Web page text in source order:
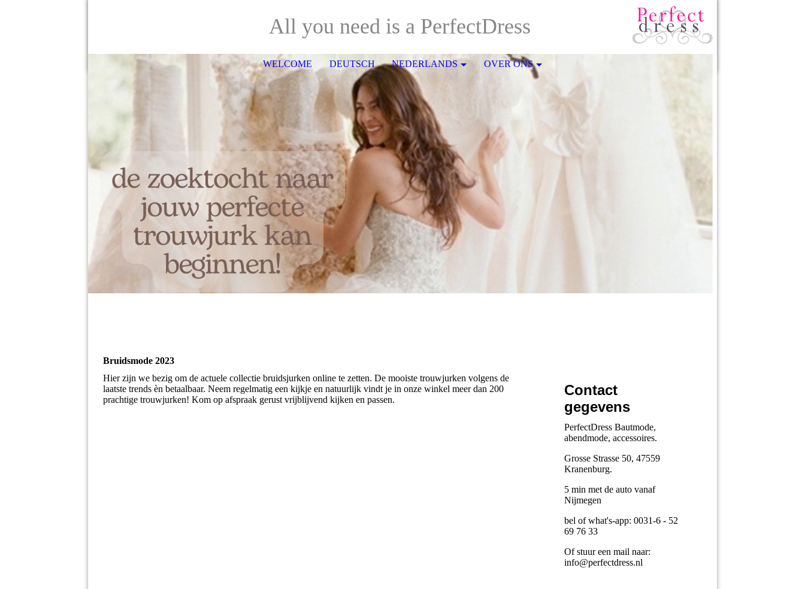
All you need is a PerfectDress
WELCOME DEUTSCH NEDERLANDS OVER ONS
Bruidsmode 2023
Hier zijn we bezig om de actuele collectie bruidsjurken online te zetten. De mooiste trouwjurken volgens de
laatste trends èn betaalbaar. Neem regelmatig een kijkje en natuurlijk vindt je in onze winkel meer dan 200
prachtige trouwjurken! Kom op afspraak gerust vrijblijvend kijken en passen.
Contact
gegevens
PerfectDress Bautmode,
abendmode, accessoires.
Grosse Strasse 50, 47559
Kranenburg.
5 min met de auto vanaf
Nijmegen
bel of what's-app: 0031-6 - 52
69 76 33
Of stuur een mail naar:
info@perfectdress.nl